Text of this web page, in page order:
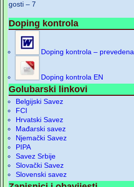
gosti – 7
Doping kontrola
Doping kontrola – prevedena
Doping kontrola EN
Golubarski linkovi
Belgijski Savez
FCI
Hrvatski Savez
Mađarski savez
Njemački Savez
PIPA
Savez Srbije
Slovački Savez
Slovenski savez